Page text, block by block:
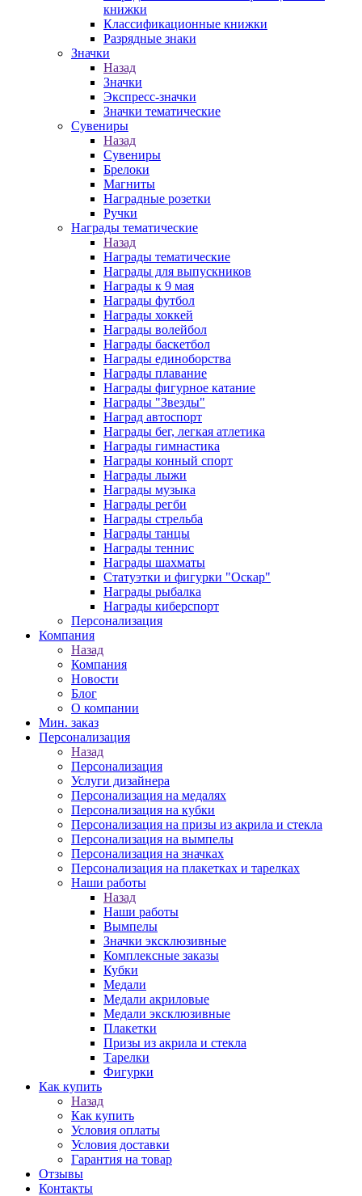
книжки
Классификационные книжки
Разрядные знаки
Значки
Назад
Значки
Экспресс-значки
Значки тематические
Сувениры
Назад
Сувениры
Брелоки
Магниты
Наградные розетки
Ручки
Награды тематические
Назад
Награды тематические
Награды для выпускников
Награды к 9 мая
Награды футбол
Награды хоккей
Награды волейбол
Награды баскетбол
Награды единоборства
Награды плавание
Награды фигурное катание
Награды "Звезды"
Наград автоспорт
Награды бег, легкая атлетика
Награды гимнастика
Награды конный спорт
Награды лыжи
Награды музыка
Награды регби
Награды стрельба
Награды танцы
Награды теннис
Награды шахматы
Статуэтки и фигурки "Оскар"
Награды рыбалка
Награды киберспорт
Персонализация
Компания
Назад
Компания
Новости
Блог
О компании
Мин. заказ
Персонализация
Назад
Персонализация
Услуги дизайнера
Персонализация на медалях
Персонализация на кубки
Персонализация на призы из акрила и стекла
Персонализация на вымпелы
Персонализация на значках
Персонализация на плакетках и тарелках
Наши работы
Назад
Наши работы
Вымпелы
Значки эксклюзивные
Комплексные заказы
Кубки
Медали
Медали акриловые
Медали эксклюзивные
Плакетки
Призы из акрила и стекла
Тарелки
Фигурки
Как купить
Назад
Как купить
Условия оплаты
Условия доставки
Гарантия на товар
Отзывы
Контакты